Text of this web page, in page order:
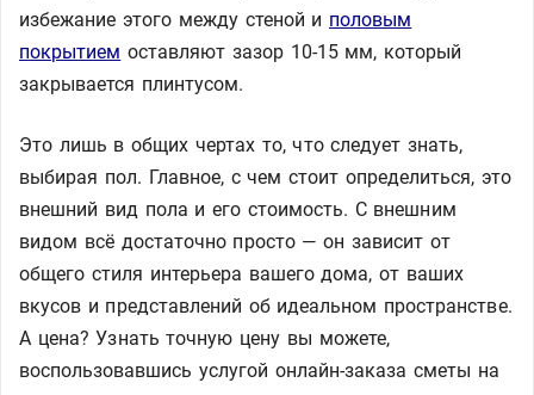
избежание этого между стеной и половым
покрытием оставляют зазор 10-15 мм, который
закрывается плинтусом.
Это лишь в общих чертах то, что следует знать,
выбирая пол. Главное, с чем стоит определиться, это
внешний вид пола и его стоимость. С внешним
видом всё достаточно просто — он зависит от
общего стиля интерьера вашего дома, от ваших
вкусов и представлений об идеальном пространстве.
А цена? Узнать точную цену вы можете,
воспользовавшись услугой онлайн-заказа сметы на